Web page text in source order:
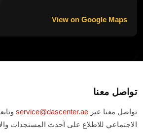
View on Google Maps
تواصل معنا
تواصل معنا عبر service@dascenter.ae
الاجتماعي للاطلاع على أحدث المستجدات